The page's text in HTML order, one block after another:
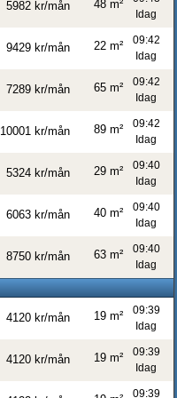
5982 kr/mån
Idag
48 m²
9429 kr/mån
09:42
Idag
22 m²
7289 kr/mån
09:42
Idag
65 m²
10001 kr/mån
09:42
Idag
89 m²
5324 kr/mån
09:40
Idag
29 m²
6063 kr/mån
09:40
Idag
40 m²
8750 kr/mån
09:40
Idag
63 m²
4120 kr/mån
09:39
Idag
19 m²
4120 kr/mån
09:39
Idag
19 m²
09:39